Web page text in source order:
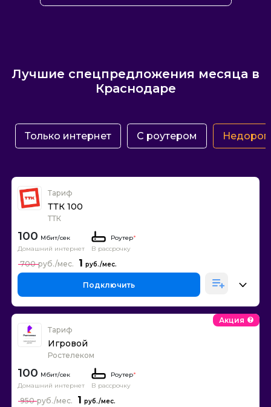
Лучшие спецпредложения месяца в
Краснодаре
Только интернет С роутером
Тариф
ТТК 100
ТТК
100
Домашний интернет
Роутер*
В рассрочку
1
700
Подключить
Тариф
Игровой
Ростелеком
Акция
100
Домашний интернет
Роутер*
В рассрочку
1
950